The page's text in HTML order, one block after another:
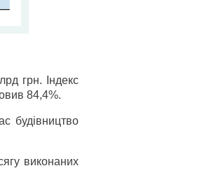
грн. Індекс
84,4%.
будівництво
виконаних